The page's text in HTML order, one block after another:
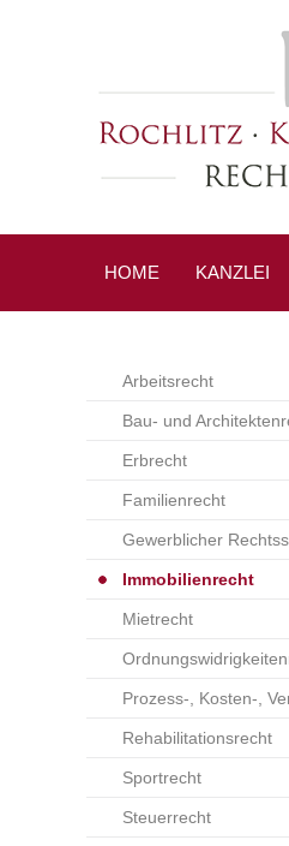
HOME KANZLEI
Arbeitsrecht
Bau- und
Erbrecht
Familienrecht
Gewerblicher
Immobilienrecht
Mietrecht
Prozess-, Kosten-,
Rehabilitationsrecht
Sportrecht
Steuerrecht